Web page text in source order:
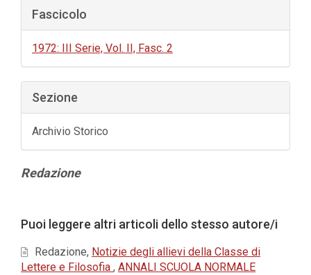
Fascicolo
1972: III Serie, Vol. II, Fasc. 2
Sezione
Archivio Storico
Contenuto
Redazione
dell'articolo
Puoi leggere altri articoli dello stesso autore/i
Redazione, Notizie degli allievi della Classe di
Lettere e Filosofia , ANNALI SCUOLA NORMALE